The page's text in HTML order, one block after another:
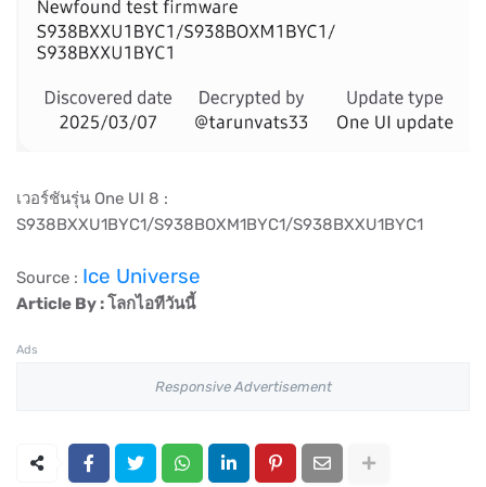
เวอร์ชันรุ่น One UI 8 :
S938BXXU1BYC1/S938BOXM1BYC1/S938BXXU1BYC1
Source : Ice Universe
Article By : โลกไอทีวันนี้
Ads
Responsive Advertisement